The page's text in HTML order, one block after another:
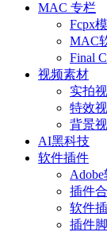
MAC 专栏
Fcpx
MAC
Final
视频素材
实拍
特效
背景
AI黑科技
软件插件
插件
软件
插件